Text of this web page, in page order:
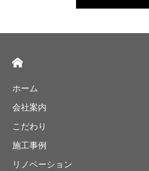
ホーム
会社案内
こだわり
施工事例
リノベーション